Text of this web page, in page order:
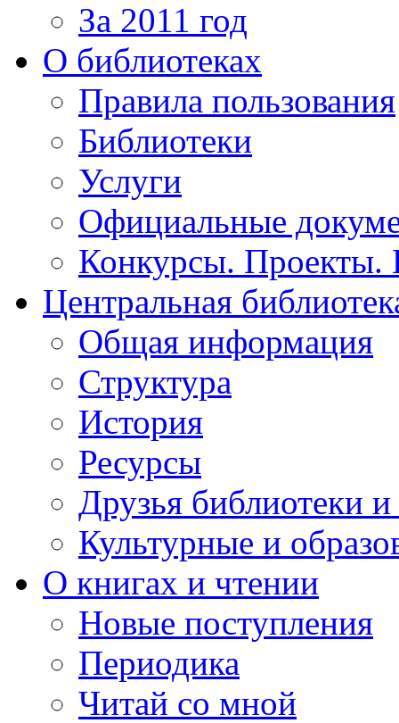
За 2011 год
О библиотеках
Правила пользования
Библиотеки
Услуги
Официальные
Конкурсы.
Центральная
Общая информация
Структура
История
Ресурсы
Друзья библиотеки
Культурные и
О книгах и чтении
Новые поступления
Периодика
Читай со мной